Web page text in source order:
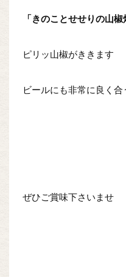
「きのことせせりの山椒
ピリッ山椒がききます
ビールにも非常に良く合
ぜひご賞味下さいませ